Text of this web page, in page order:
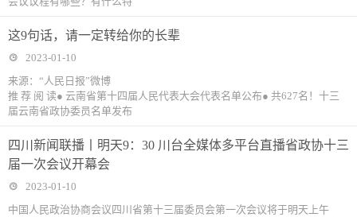
这9句话，请一定转给你的长辈
2023-01-10
来源：“人民日报”微博
推 荐 阅 读● 云南省第十四届人民代表大会代表名单公布● 共627名！十三
届云南省政协委员名单发布
四川新闻联播丨明天9：30 川台全媒体多平台直播省政协十三
届一次会议开幕会
2023-01-10
中国人民政治协商会议四川省第十三届委员会第一次会议将于明天上午